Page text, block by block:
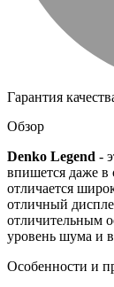
Гарантия
Обзор
Denko Legend -
впишется даже в
отличается
отличный
отличительным
уровень шума и
Особенности и